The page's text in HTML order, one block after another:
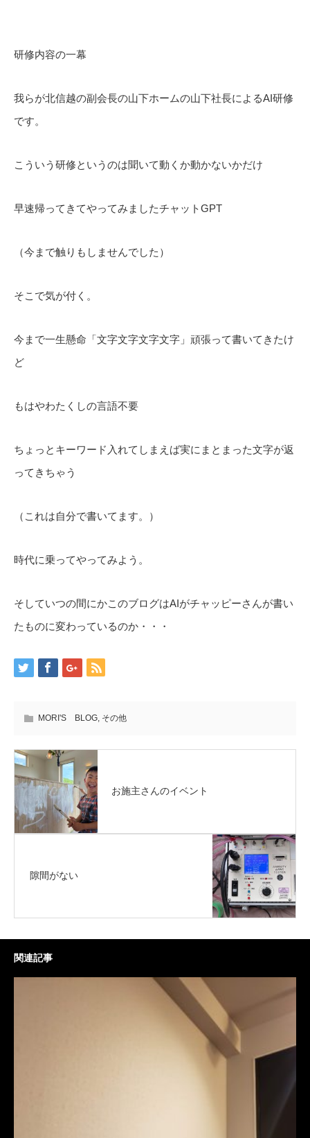
研修内容の一幕
我らが北信越の副会長の山下ホームの山下社長によるAI研修
です。
こういう研修というのは聞いて動くか動かないかだけ
早速帰ってきてやってみましたチャットGPT
（今まで触りもしませんでした）
そこで気が付く。
今まで一生懸命「文字文字文字文字」頑張って書いてきたけ
ど
もはやわたくしの言語不要
ちょっとキーワード入れてしまえば実にまとまった文字が返
ってきちゃう
（これは自分で書いてます。）
時代に乗ってやってみよう。
そしていつの間にかこのブログはAIがチャッピーさんが書い
たものに変わっているのか・・・
MORI'S BLOG, その他
お施主さんのイベント
隙間がない
関連記事